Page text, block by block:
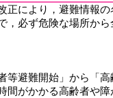
正により，避難情報
，必ず危険な場所から
等避難開始」から「
間がかかる高齢者や